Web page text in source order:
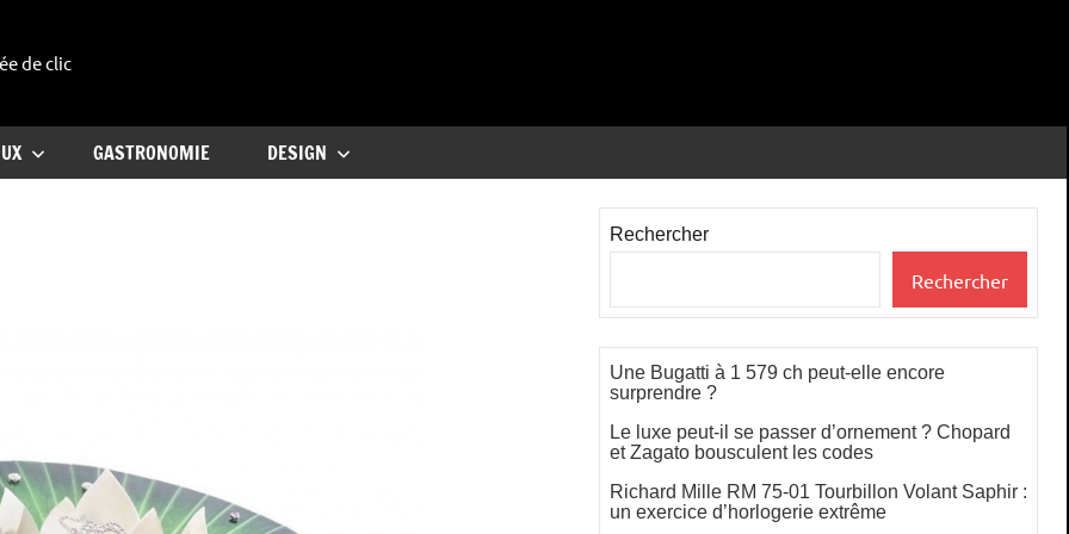
de clic
GASTRONOMIE DESIGN
Rechercher
Rechercher
Une Bugatti à 1 579 ch peut-elle encore
surprendre ?
Le luxe peut-il se passer d’ornement ? Chopard
et Zagato bousculent les codes
Richard Mille RM 75-01 Tourbillon Volant Saphir :
un exercice d’horlogerie extrême